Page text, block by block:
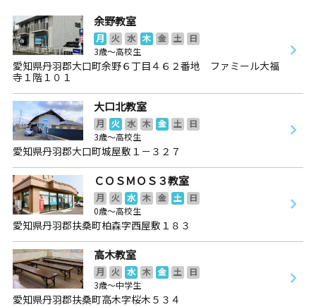
余野教室
月 火 水 木 金 土
日
3歳～高校生
愛知県丹羽郡大口町余野６丁目４６２番地 ファミール大福
寺１階１０１
大口北教室
月 火 水 木 金 土
日
3歳～高校生
愛知県丹羽郡大口町城屋敷１－３２７
ＣＯＳＭＯＳ３教室
月 火 水 木 金 土
日
0歳～高校生
愛知県丹羽郡扶桑町柏森字西屋敷１８３
高木教室
月 火 水 木 金 土
日
3歳～中学生
愛知県丹羽郡扶桑町高木字桜木５３４